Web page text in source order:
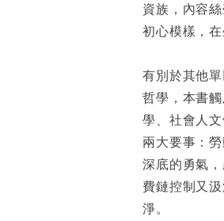
資族，內容
初心模樣，
有別於其他
哲學，本書
學、社會人
兩大要事：
深底的勇氣
費鏈控制又
淨。